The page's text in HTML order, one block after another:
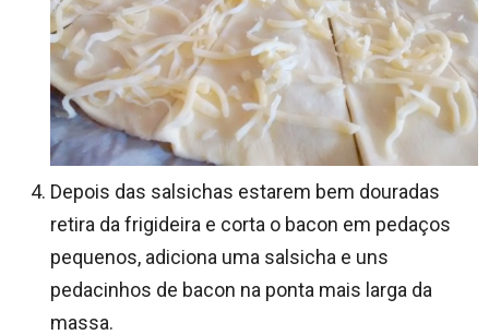
Depois das salsichas estarem bem douradas
retira da frigideira e corta o bacon em pedaços
pequenos, adiciona uma salsicha e uns
pedacinhos de bacon na ponta mais larga da
massa.